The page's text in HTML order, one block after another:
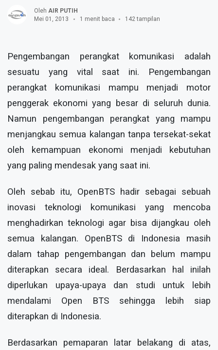
Oleh AIR PUTIH
Mei 01, 2013
1 menit baca 142 tampilan
Pengembangan perangkat komunikasi adalah
sesuatu yang vital saat ini. Pengembangan
perangkat komunikasi mampu menjadi motor
penggerak ekonomi yang besar di seluruh dunia.
Namun pengembangan perangkat yang mampu
menjangkau semua kalangan tanpa tersekat-sekat
oleh kemampuan ekonomi menjadi kebutuhan
yang paling mendesak yang saat ini.
Oleh sebab itu, OpenBTS hadir sebagai sebuah
inovasi teknologi komunikasi yang mencoba
menghadirkan teknologi agar bisa dijangkau oleh
semua kalangan. OpenBTS di Indonesia masih
dalam tahap pengembangan dan belum mampu
diterapkan secara ideal. Berdasarkan hal inilah
diperlukan upaya-upaya dan studi untuk lebih
mendalami Open BTS sehingga lebih siap
diterapkan di Indonesia.
Berdasarkan pemaparan latar belakang di atas,